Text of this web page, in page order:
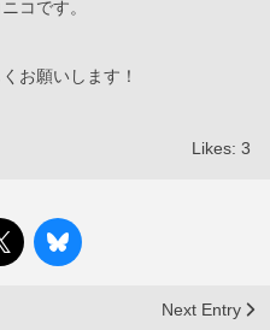
コです。
お願いします！
Likes: 3
Next Entry